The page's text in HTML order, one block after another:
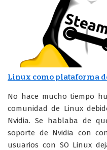
Linux como plataforma
No hace mucho tiempo
comunidad de Linux
Nvidia. Se hablaba de
soporte de Nvidia con
usuarios con SO Linux